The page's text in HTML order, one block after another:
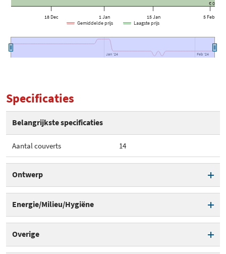
18 Dec 1 Jan 15 Jan 5 Feb
Jan '24
Jan '24 Feb '24
Feb '24
€ 0
Gemiddelde prijs Laagste prijs
Specificaties
Belangrijkste specificaties
Aantal couverts 14
Ontwerp
Besteklade
Energie/Milieu/Hygiëne
per cyclus
Overige